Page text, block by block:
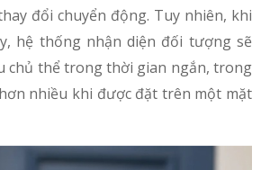
đổi chuyển động. Tuy nhiên, khi
hệ thống nhận diện đối tượng sẽ
chủ thể trong thời gian ngắn, trong
nhiều khi được đặt trên một mặt